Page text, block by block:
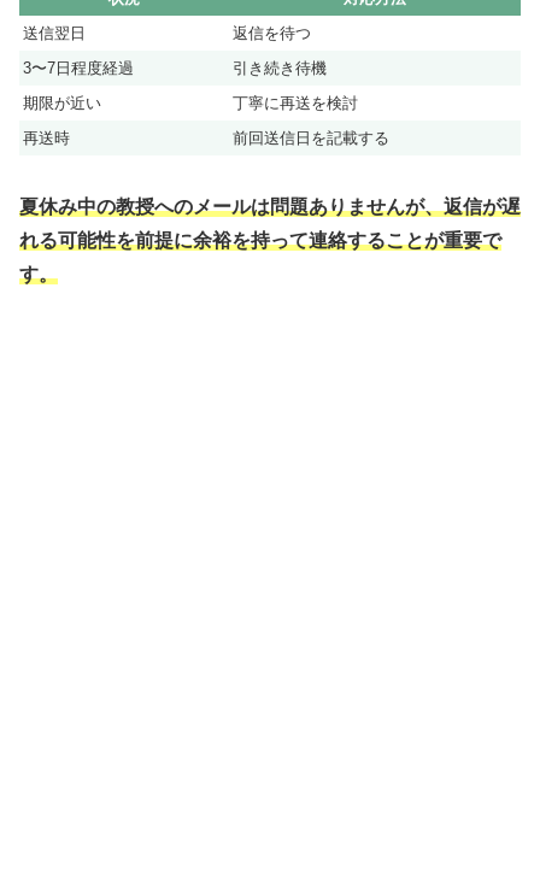
送信翌日
返信を待つ
3〜7日程度経過
引き続き待機
期限が近い
丁寧に再送を検討
再送時
前回送信日を記載する
夏休み中の教授へのメールは問題ありませんが、返信が遅
れる可能性を前提に余裕を持って連絡することが重要で
す。